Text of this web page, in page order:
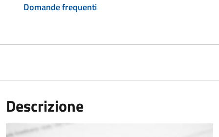
Domande frequenti
Descrizione